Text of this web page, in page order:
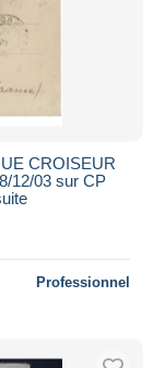
CROISEUR
12/03 sur CP
Professionnel